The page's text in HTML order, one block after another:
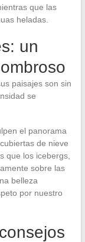
que las
heladas.
un
paisajes son sin
se
el panorama
de nieve
que los icebergs,
sobre las
belleza
por nuestro